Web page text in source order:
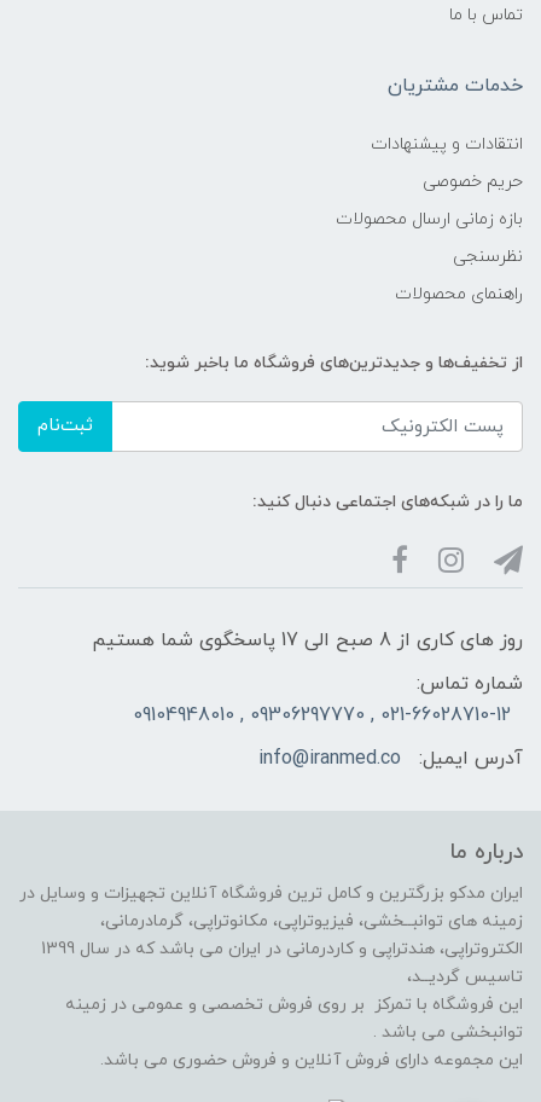
تماس با ما
خدمات مشتریان
انتقادات و پیشنهادات
حریم خصوصی
بازه زمانی ارسال محصولات
نظرسنجی
راهنمای محصولات
از تخفیف‌ها و جدیدترین‌های فروشگاه ما باخبر شوید:
ثبت‌نام
ما را در شبکه‌های اجتماعی دنبال کنید:
روز های کاری از 8 صبح الی 17 پاسخگوی شما هستیم
شماره تماس:
021-66028710-12 , 09306297770 , 09104948010
آدرس ایمیل:
info@iranmed.co
درباره ما
ایران مدکو بزرگترین و کامل ترین فروشگاه آنلاین تجهیزات و وسایل در
زمینه های توانبــخشی، فیزیوتراپی، مکانوتراپی، گرمادرمانی،
الکتروتراپی، هندتراپی و کاردرمانی در ایران می باشد که در سال 1399
تاسیس گردیــد،
این فروشگاه با تمرکز بر روی فروش تخصصی و عمومی در زمینه
توانبخشی می باشد .
این مجموعه دارای فروش آنلاین و فروش حضوری می باشد.